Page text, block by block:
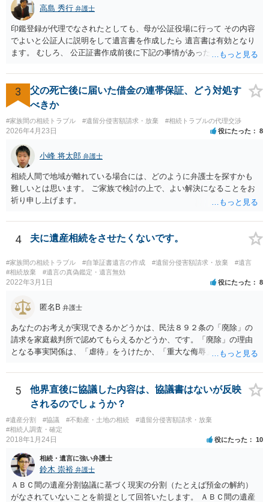
のまま判決で１００万円支払いとなるより、７０万円でまとめた方が
マシ」ということで、 合意の可能性が出てきます。 応じるかどうか
は、判決になったらどうなりそうか、という点についての検討が不可
欠ですので、 初めに述べた通り、代理人と相談するか、資料を持って
面談相談に行ってみることをお勧めします。
高島 秀行 弁護士
印鑑登録が代理でなされたとしても、母が公証役場に行って その内容
でよいと公証人に説明をして遺言書を作成したら 遺言書は有効となり
ます。 むしろ、 公正証書作成前後に下記の事情があったことが証明で
月に携帯が新しくなった母からの第一声は「ここにいたら殺される」
「面会に来てくれ」で、長男に聞くと「面会は出来ない。俺は携帯電
話の使い方を教える為に会っている」「母の話は聞かなくて良い」と
電話が切れました。その後の電話でも「食事に毒が入っている」「体
にチップが埋められている」等、おかしかったです。 当時の診療記
録、介護認定の資料、介護記録を取得して 弁護士に面談で相談された
方がよいと思います。
3
父の死亡後に届いた借金の連帯保証、どう対処す
べきか
#家族間の相続トラブル #遺留分侵害額請求・放棄 #相続トラブルの代理交渉
2026年4月23日 役にたった 8
小峰 将太郎 弁護士
相続人間で地域が離れている場合には、どのように弁護士を探すかも
難しいとは思います。 ご家族で検討の上で、よい解決になることをお
祈り申し上げます。
4 夫に遺産相続をさせたくないです。
#家族間の相続トラブル #自筆証書遺言の作成 #遺留分侵害額請求・放棄
#遺言
#相続放棄
#遺言の真偽鑑定・遺言無効
2022年3月1日 役にたった 8
匿名B 弁護士
あなたのお考えが実現できるかどうかは、民法８９２条の「廃除」の
請求を家庭裁判所で認めてもらえるかどうか、です。「廃除」の理由
となる事実関係は、「虐待」をうけたか、「重大な侮辱」を受けた
「廃除」は遺言でも可能です（民法８９３条）。 弁護士に具体的な事
情を話して相談して、「廃除」が可能か、実際に法律相談を受けるこ
とをお勧めします。
5
他界直後に協議した内容は、協議書はないが反映
されるのでしょうか？
#遺産分割 #協議 #不動産・土地の相続
#遺留分侵害額請求・放棄
#相続人調査・確定
2018年1月24日 役にたった 10
相続・遺言に強い弁護士
鈴木 崇裕 弁護士
ＡＢＣ間の遺産分割協議に基づく現実の分割（たとえば預金の解約）
がなされていないことを前提として回答いたします。 ＡＢＣ間の遺産